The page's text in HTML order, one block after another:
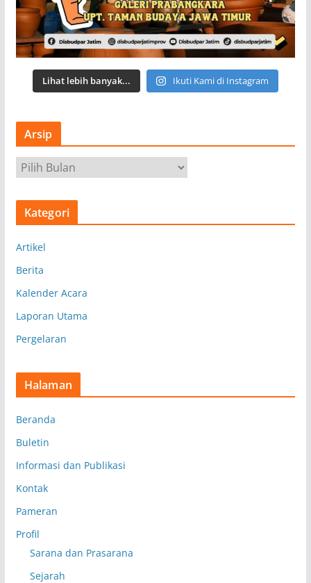
Lihat lebih banyak... Ikuti Kami di Instagram
Arsip
r
s
Kategori
Artikel
Berita
Kalender Acara
Laporan Utama
Pergelaran
Halaman
Beranda
Buletin
Informasi dan Publikasi
Kontak
Pameran
Profil
Sarana dan Prasarana
Sejarah